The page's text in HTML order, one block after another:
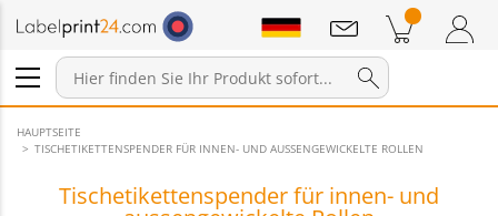
Warenkorb Zum Warenkorb
Mitteilungen
HAUPTSEITE
TISCHETIKETTENSPENDER FÜR INNEN- UND AUSSENGEWICKELTE ROLLEN
Tischetikettenspender für innen- und